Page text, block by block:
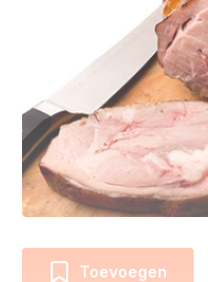
Toevoegen